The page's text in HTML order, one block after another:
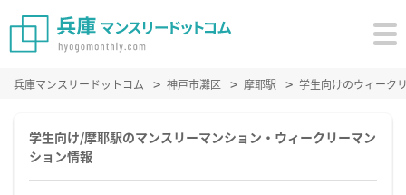
兵庫マンスリードットコム 神戸市灘区 摩耶駅 学生向けのウィーク
学生向け/摩耶駅のマンスリーマンション・ウィークリーマン
ション情報